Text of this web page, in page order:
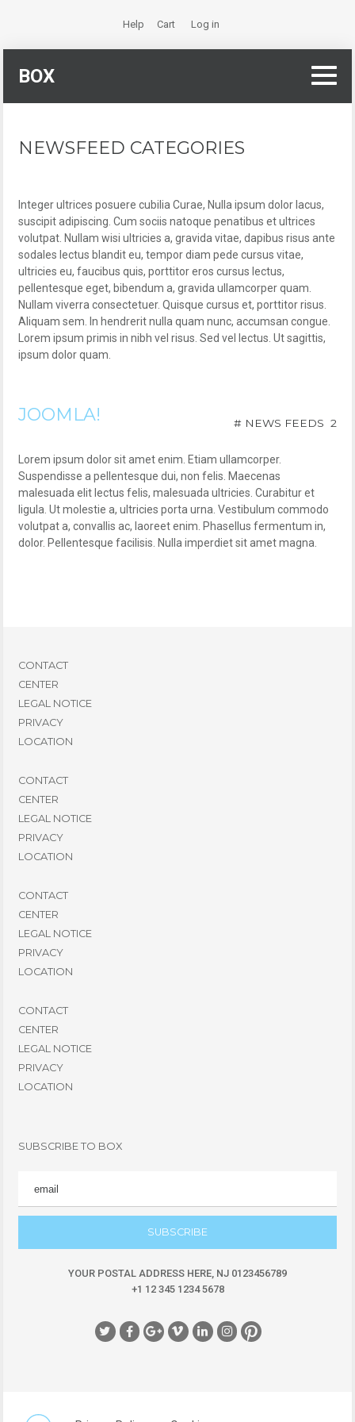
Help Cart Log in
BOX
NEWSFEED CATEGORIES
Integer ultrices posuere cubilia Curae, Nulla ipsum dolor lacus,
suscipit adipiscing. Cum sociis natoque penatibus et ultrices
volutpat. Nullam wisi ultricies a, gravida vitae, dapibus risus ante
sodales lectus blandit eu, tempor diam pede cursus vitae,
ultricies eu, faucibus quis, porttitor eros cursus lectus,
pellentesque eget, bibendum a, gravida ullamcorper quam.
Nullam viverra consectetuer. Quisque cursus et, porttitor risus.
Aliquam sem. In hendrerit nulla quam nunc, accumsan congue.
Lorem ipsum primis in nibh vel risus. Sed vel lectus. Ut sagittis,
ipsum dolor quam.
JOOMLA! # NEWS FEEDS 2
Lorem ipsum dolor sit amet enim. Etiam ullamcorper.
Suspendisse a pellentesque dui, non felis. Maecenas
malesuada elit lectus felis, malesuada ultricies. Curabitur et
ligula. Ut molestie a, ultricies porta urna. Vestibulum commodo
volutpat a, convallis ac, laoreet enim. Phasellus fermentum in,
dolor. Pellentesque facilisis. Nulla imperdiet sit amet magna.
CONTACT
CENTER
LEGAL NOTICE
PRIVACY
LOCATION
CONTACT
CENTER
LEGAL NOTICE
PRIVACY
LOCATION
CONTACT
CENTER
LEGAL NOTICE
PRIVACY
LOCATION
CONTACT
CENTER
LEGAL NOTICE
PRIVACY
LOCATION
SUBSCRIBE TO BOX
YOUR POSTAL ADDRESS HERE, NJ 0123456789
+1 12 345 1234 5678